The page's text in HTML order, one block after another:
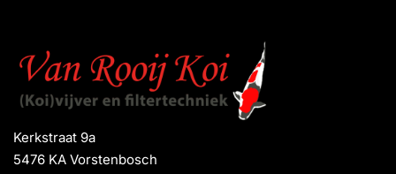
Kerkstraat 9a
5476 KA Vorstenbosch